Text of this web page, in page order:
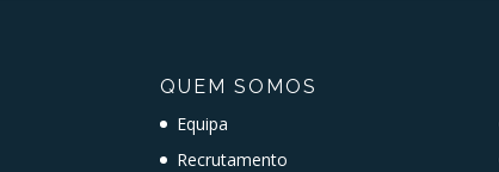
QUEM SOMOS
Equipa
Recrutamento